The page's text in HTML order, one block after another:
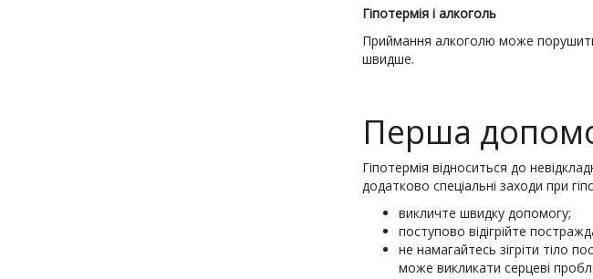
Гіпотермія і алкоголь
Приймання алкоголю може порушити
швидше.
Перша
Гіпотермія відноситься до
додатково спеці­альні заходи при
викличте швидку допомогу;
поступово відігрійте
не намагайтесь зігріти тіло
може викликати сер­цеві